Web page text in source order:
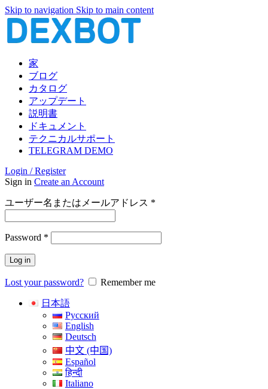
Skip to navigation Skip to main content
家
ブログ
カタログ
アップデート
説明書
ドキュメント
テクニカルサポート
TELEGRAM DEMO
Login / Register
Sign in Create an Account
ユーザー名またはメールアドレス *
Password *
Log in
Lost your password? Remember me
日本語
Русский
English
Deutsch
中文 (中国)
Español
हिन्दी
Italiano